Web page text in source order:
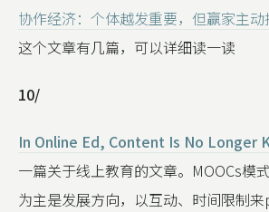
协作经济：个体越发重要，但赢家主动
这个文章有几篇，可以详细读一读
10/
In Online Ed, Content Is No Longer
一篇关于线上教育的文章。MOOCs模
为主是发展方向，以互动、时间限制